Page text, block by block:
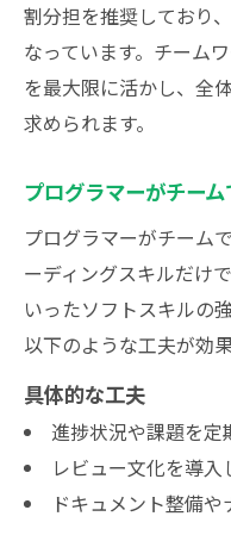
割分担を推奨しており
なっています。チーム
を最大限に活かし、全
求められます。
プログラマーがチー
プログラマーがチーム
ーディングスキルだけ
いったソフトスキルの
以下のような工夫が効果
具体的な工夫
進捗状況や課題を
レビュー文化を導
ドキュメント整備